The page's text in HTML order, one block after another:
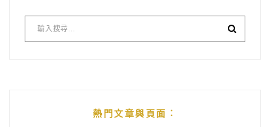
熱門文章與頁面︰